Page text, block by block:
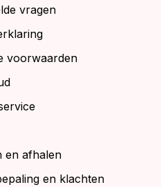
vragen
voorwaarden
en afhalen
en klachten